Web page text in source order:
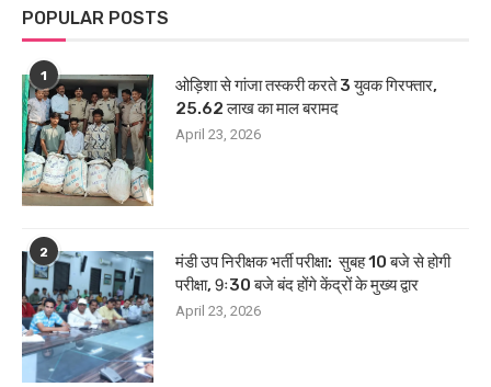
POPULAR POSTS
1
ओड़िशा से गांजा तस्करी करते 3 युवक गिरफ्तार,
25.62 लाख का माल बरामद
April 23, 2026
2
मंडी उप निरीक्षक भर्ती परीक्षा: सुबह 10 बजे से होगी
परीक्षा, 9ः30 बजे बंद होंगे केंद्रों के मुख्य द्वार
April 23, 2026